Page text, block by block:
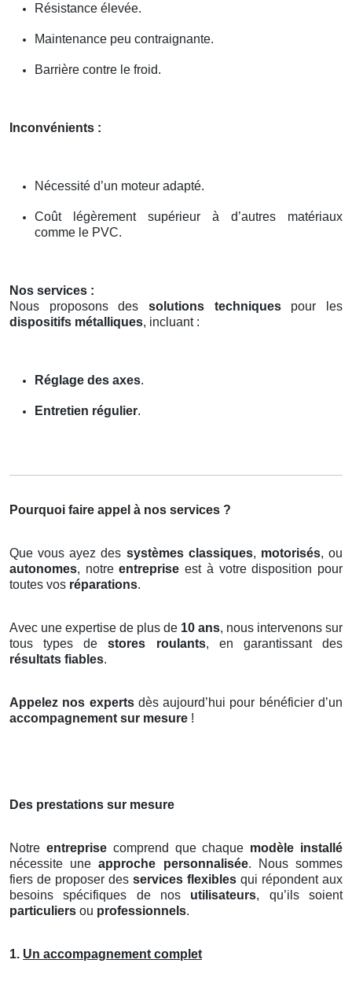
Résistance élevée.
Maintenance peu contraignante.
Barrière contre le froid.
Inconvénients :
Nécessité d’un moteur adapté.
Coût légèrement supérieur à d’autres matériaux
comme le PVC.
Nos services :
Nous proposons des solutions techniquespour les
dispositifs métalliques, incluant :
Réglage des axes.
Entretien régulier.
Pourquoi faire appel à nos services ?
Que vous ayez des systèmes classiques, motorisés, ou
autonomes, notreentreprise est à votre disposition pour
toutes vos réparations.
Avec une expertise de plus de 10 ans, nous intervenons sur
tous types destores roulants, en garantissant des
résultats fiables.
Appelez nos expertsdès aujourd’hui pour bénéficier d’un
accompagnement sur mesure !
Des prestations sur mesure
Notre entreprisecomprend que chaque modèle installé
nécessite uneapproche personnalisée. Nous sommes
fiers de proposer des services flexibles qui répondent aux
besoins spécifiques de nos utilisateurs, qu’ils soient
particuliers ou professionnels.
1. Un accompagnement complet